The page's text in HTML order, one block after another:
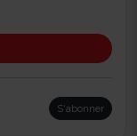
S'abonner